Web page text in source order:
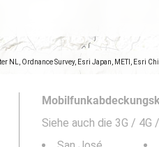
NL, Ordnance Survey, Esri Japan, METI, Esri
Siehe auch die 3G /